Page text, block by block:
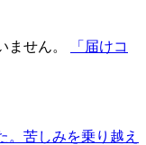
ません。
「届けコ
。苦しみを乗り越え